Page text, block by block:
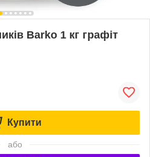
Barko 1 кг графіт
Купити
або